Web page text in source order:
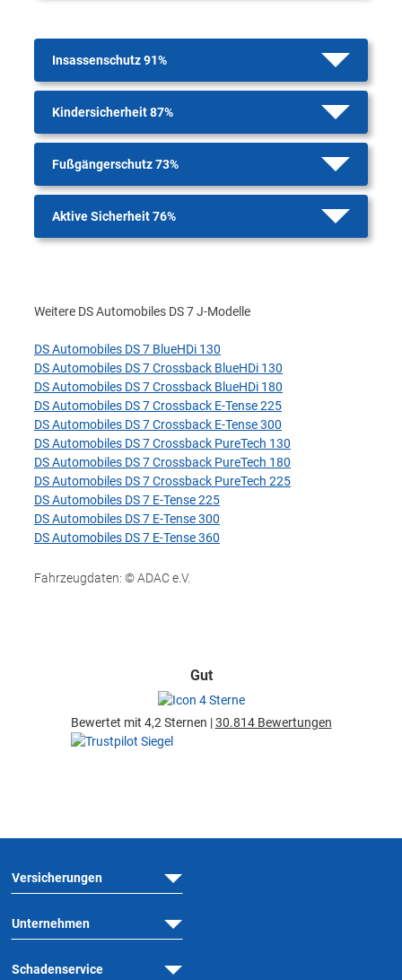
Insassenschutz 91%
Kindersicherheit 87%
Fußgängerschutz 73%
Aktive Sicherheit 76%
Weitere DS Automobiles DS 7 J-Modelle
DS Automobiles DS 7 BlueHDi 130
DS Automobiles DS 7 Crossback BlueHDi 130
DS Automobiles DS 7 Crossback BlueHDi 180
DS Automobiles DS 7 Crossback E-Tense 225
DS Automobiles DS 7 Crossback E-Tense 300
DS Automobiles DS 7 Crossback PureTech 130
DS Automobiles DS 7 Crossback PureTech 180
DS Automobiles DS 7 Crossback PureTech 225
DS Automobiles DS 7 E-Tense 225
DS Automobiles DS 7 E-Tense 300
DS Automobiles DS 7 E-Tense 360
Fahrzeugdaten: © ADAC e.V.
Gut
Bewertet mit 4,2 Sternen |30.814 Bewertungen
Versicherungen
Unternehmen
Schadenservice